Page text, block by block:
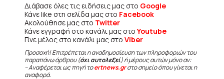
Διάβασε όλες τις ειδήσεις μας στο Google
Κάνε like στη σελίδα μας στο Facebook
Ακολούθησε μας στο Twitter
Κάνε εγγραφή στο κανάλι μας στοYoutube
Γίνε μέλος στο κανάλι μας στο Viber
Προσοχή! Επιτρέπεται η αναδημοσίευση των πληροφοριών του
παραπάνω άρθρου (όχι αυτολεξεί) ή μέρους αυτών μόνο αν:
– Αναφέρεται ως πηγή τοertnews.grστο σημείο όπου γίνεται η
αναφορά.